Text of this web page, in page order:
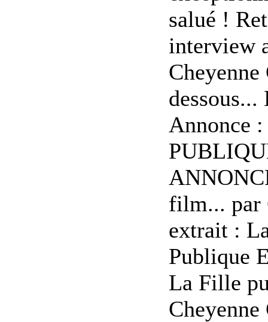
salué !
interview
dessous...
Annonce
film... par
extrait :
Publique
La Fille